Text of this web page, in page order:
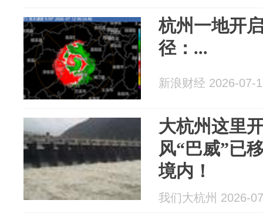
杭州一地开
径：...
新浪财经 2026-07-
大杭州这里
风“巴威”已
境内！
我们大杭州 2026-